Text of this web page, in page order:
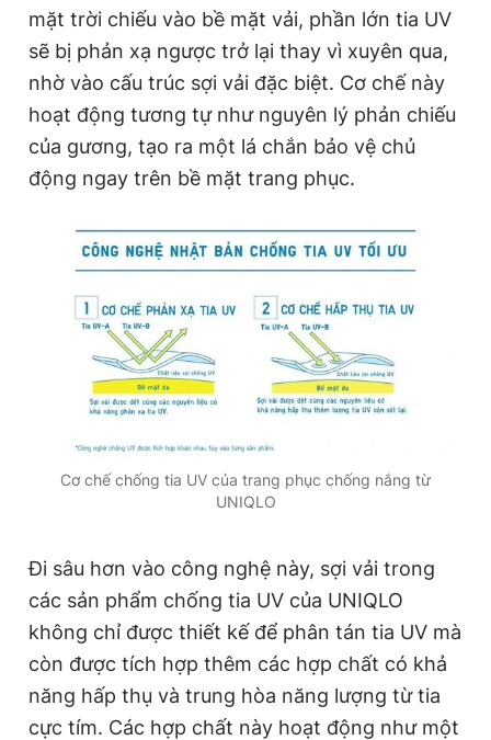
Tổng biên tập: Nguyễn Ngọc Toàn
Phó tổng biên tập thường trực: Hải Thành
Phó tổng biên tập: Lâm Hiếu Dũng
Tổng thư ký tòa soạn: Đức Trung
Giấy phép xuất bản số 110/GP - BTTTT cấp ngày 24.3.2020
© 2003-2026 Bản quyền thuộc về Báo Thanh Niên. Cấm sao
chép dưới mọi hình thức nếu không có sự chấp thuận bằng văn
bản. Phát triển bởi ePi Technologies, JSC.
mặt trời chiếu vào bề mặt vải, phần lớn tia UV
sẽ bị phản xạ ngược trở lại thay vì xuyên qua,
nhờ vào cấu trúc sợi vải đặc biệt. Cơ chế này
hoạt động tương tự như nguyên lý phản chiếu
của gương, tạo ra một lá chắn bảo vệ chủ
động ngay trên bề mặt trang phục.
Cơ chế chống tia UV của trang phục chống nắng từ
UNIQLO
Đi sâu hơn vào công nghệ này, sợi vải trong
các sản phẩm chống tia UV của UNIQLO
không chỉ được thiết kế để phân tán tia UV mà
còn được tích hợp thêm các hợp chất có khả
năng hấp thụ và trung hòa năng lượng từ tia
cực tím. Các hợp chất này hoạt động như một